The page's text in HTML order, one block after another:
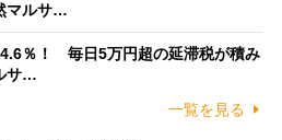
マルサ…
％！ 毎日5万円超の延滞税が積み
サ…
一覧を見る